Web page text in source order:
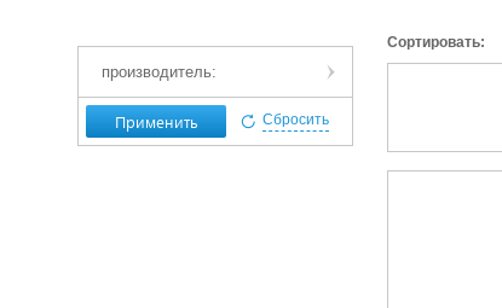
производитель:
Применить Сбросить
Сортировать: